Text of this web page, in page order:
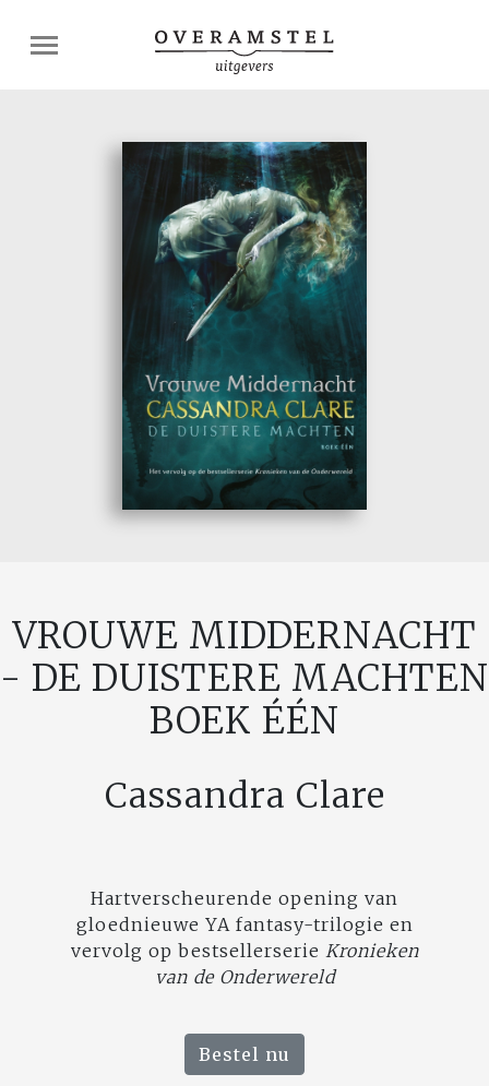
VROUWE MIDDERNACHT
- DE DUISTERE MACHTEN
BOEK ÉÉN
Cassandra Clare
Hartverscheurende opening van
gloednieuwe YA fantasy-trilogie en
vervolg op bestsellerserie Kronieken
van de Onderwereld
Bestel nu